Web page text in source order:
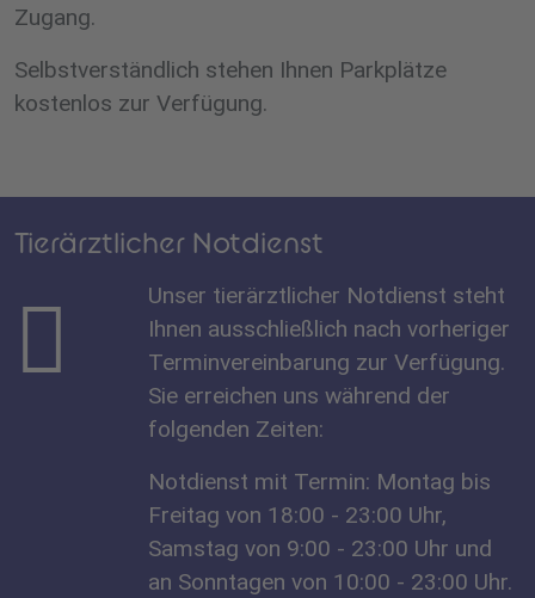
Zugang.
Selbstverständlich stehen Ihnen Parkplätze
kostenlos zur Verfügung.
Tierärztlicher Notdienst
Unser tierärztlicher Notdienst steht
Ihnen ausschließlich nach vorheriger
Terminvereinbarung zur Verfügung.
Sie erreichen uns während der
folgenden Zeiten:
Notdienst mit Termin: Montag bis
Freitag von 18:00 - 23:00 Uhr,
Samstag von 9:00 - 23:00 Uhr und
an Sonntagen von 10:00 - 23:00 Uhr.